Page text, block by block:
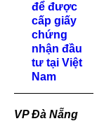
để được
cấp giấy
chứng
nhận đầu
tư tại Việt
Nam
VP Đà Nẵng